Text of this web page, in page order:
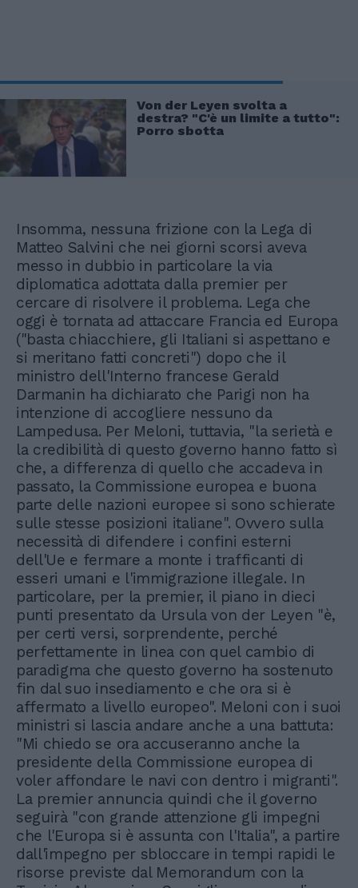
Von der Leyen svolta a
destra? "C'è un limite a tutto":
Porro sbotta
Insomma, nessuna frizione con la Lega di
Matteo Salvini che nei giorni scorsi aveva
messo in dubbio in particolare la via
diplomatica adottata dalla premier per
cercare di risolvere il problema. Lega che
oggi è tornata ad attaccare Francia ed Europa
("basta chiacchiere, gli Italiani si aspettano e
si meritano fatti concreti") dopo che il
ministro dell'Interno francese Gerald
Darmanin ha dichiarato che Parigi non ha
intenzione di accogliere nessuno da
Lampedusa. Per Meloni, tuttavia, "la serietà e
la credibilità di questo governo hanno fatto sì
che, a differenza di quello che accadeva in
passato, la Commissione europea e buona
parte delle nazioni europee si sono schierate
sulle stesse posizioni italiane". Ovvero sulla
necessità di difendere i confini esterni
dell'Ue e fermare a monte i trafficanti di
esseri umani e l'immigrazione illegale. In
particolare, per la premier, il piano in dieci
punti presentato da Ursula von der Leyen "è,
per certi versi, sorprendente, perché
perfettamente in linea con quel cambio di
paradigma che questo governo ha sostenuto
fin dal suo insediamento e che ora si è
affermato a livello europeo". Meloni con i suoi
ministri si lascia andare anche a una battuta:
"Mi chiedo se ora accuseranno anche la
presidente della Commissione europea di
voler affondare le navi con dentro i migranti".
La premier annuncia quindi che il governo
seguirà "con grande attenzione gli impegni
che l'Europa si è assunta con l'Italia", a partire
dall'impegno per sbloccare in tempi rapidi le
risorse previste dal Memorandum con la